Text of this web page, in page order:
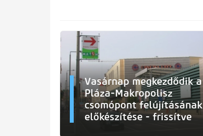
Vasárnap megkezdődik a
Pláza-Makropolisz
csomópont felújításának
előkészítése - frissítve